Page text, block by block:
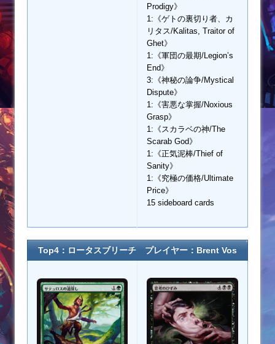
Prodigy》
1:《ゲトの裏切り者、カ
リタス/Kalitas, Traitor of
Ghet》
1:《軍団の最期/Legion’s
End》
3:《神秘の論争/Mystical
Dispute》
1:《害悪な掌握/Noxious
Grasp》
1:《スカラベの神/The
Scarab God》
1:《正気泥棒/Thief of
Sanity》
1:《究極の価格/Ultimate
Price》
15 sideboard cards
Top4：ロータスブリーチ プレイヤー： Brent Vos